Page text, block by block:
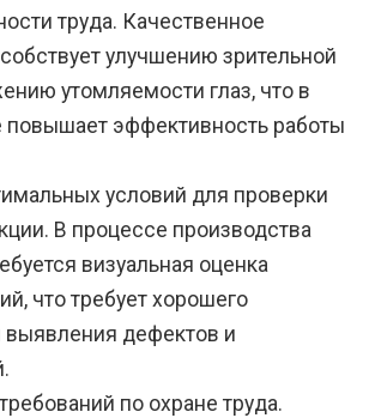
труда. Качественное
улучшению зрительной
утомляемости глаз, что в
повышает эффективность работы
условий для проверки
В процессе производства
визуальная оценка
что требует хорошего
дефектов и
по охране труда.